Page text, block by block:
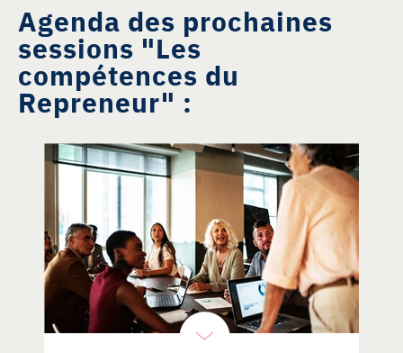
Agenda des prochaines
sessions "Les
compétences du
Repreneur" :